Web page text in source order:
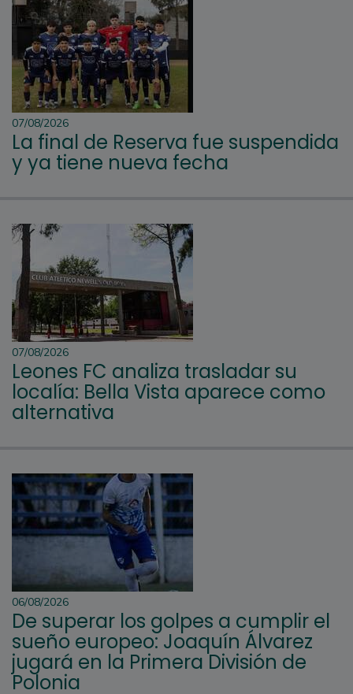
07/08/2026
La final de Reserva fue suspendida
y ya tiene nueva fecha
07/08/2026
Leones FC analiza trasladar su
localía: Bella Vista aparece como
alternativa
06/08/2026
De superar los golpes a cumplir el
sueño europeo: Joaquín Álvarez
jugará en la Primera División de
Polonia